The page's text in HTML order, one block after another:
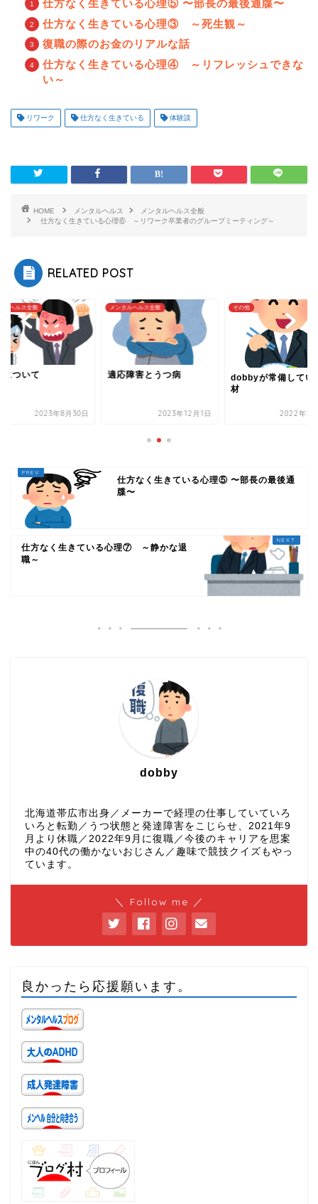
仕方なく生きている心理⑤ 〜部長の最後通牒〜
仕方なく生きている心理③ ～死生観～
復職の際のお金のリアルな話
仕方なく生きている心理④ ～リフレッシュできな
い～
リワーク 仕方なく生きている 体験談
HOME メンタルヘルス
メンタルヘルス全般
仕方なく生きている心理⑥ ～リワーク卒業者のグループミーティング～
RELATED POST
ルヘルス全般
障害とうつ病
2023年12月1日
その他
dobbyが常備している食
2022年2月17日
メンタルヘルス全般
謝罪について
2023年8
仕方なく生きている心理⑤ 〜部長の最後通
牒〜
仕方なく生きている心理⑦ ～静かな退
職～
dobby
北海道帯広市出身／メーカーで経理の仕事していていろ
いろと転勤／うつ状態と発達障害をこじらせ、2021年9
月より休職／2022年9月に復職／今後のキャリアを思案
中の40代の働かないおじさん／趣味で競技クイズもやっ
ています。
＼ Follow me ／
良かったら応援願います。